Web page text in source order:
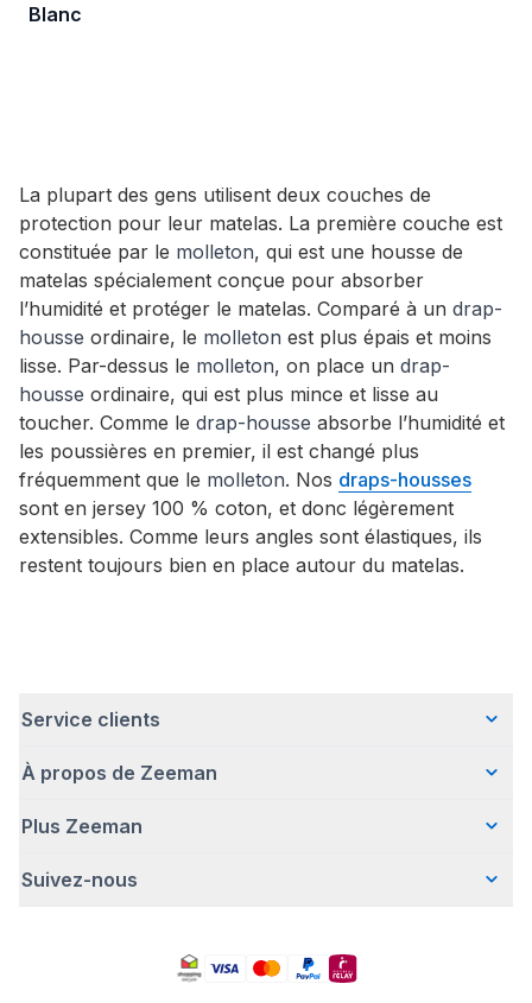
Blanc
La plupart des gens utilisent deux couches de
protection pour leur matelas. La première couche est
constituée par le molleton, qui est une housse de
matelas spécialement conçue pour absorber
l’humidité et protéger le matelas. Comparé à un drap-
housse ordinaire, le molleton est plus épais et moins
lisse. Par-dessus le molleton, on place un drap-
housse ordinaire, qui est plus mince et lisse au
toucher. Comme le drap-housse absorbe l’humidité et
les poussières en premier, il est changé plus
fréquemment que le molleton. Nos draps-housses
sont en jersey 100 % coton, et donc légèrement
extensibles. Comme leurs angles sont élastiques, ils
restent toujours bien en place autour du matelas.
Service clients
Questions fréquentes
Livraison
Retour d'articles
Magasins Zeeman
À propos de Zeeman
Qui sommes-nous ?
Une entreprise responsable
Rapport annuel RSE
Plus Zeeman
Communiqué de presse
Offre body gratuit
Suivez-nous